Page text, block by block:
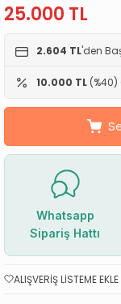
25.000 TL
2.604 TL'den
10.000 TL (%40)
Whatsapp
Sipariş Hattı
ALIŞVERIŞ LISTEME EKLE